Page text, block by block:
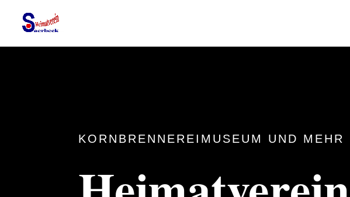
KORNBRENNEREIMUSEUM UND MEHR